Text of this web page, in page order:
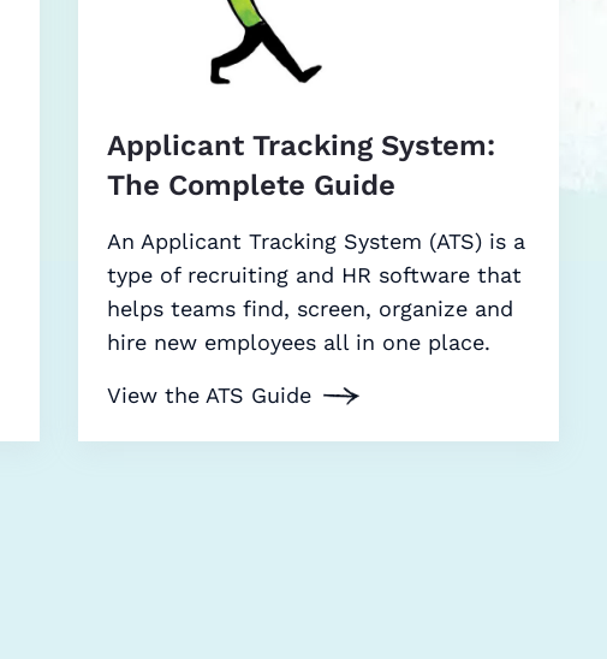
Applicant Tracking System:
The Complete Guide
An Applicant Tracking System (ATS) is a
type of recruiting and HR software that
helps teams find, screen, organize and
hire new employees all in one place.
View the ATS Guide